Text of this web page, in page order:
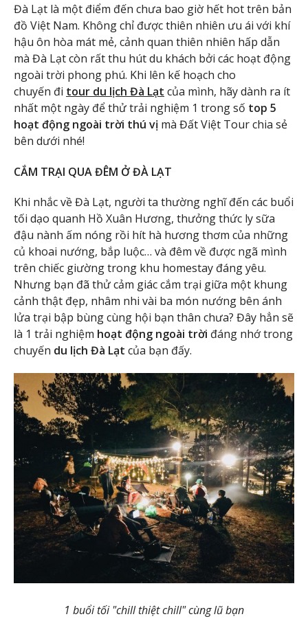
Đà Lạt là một điểm đến chưa bao giờ hết hot trên bản
đồ Việt Nam. Không chỉ được thiên nhiên ưu ái với khí
hậu ôn hòa mát mẻ, cảnh quan thiên nhiên hấp dẫn
mà Đà Lạt còn rất thu hút du khách bởi các hoạt động
ngoài trời phong phú. Khi lên kế hoạch cho
chuyến đi tour du lịch Đà Lạt của mình, hãy dành ra ít
nhất một ngày để thử trải nghiệm 1 trong số top 5
hoạt động ngoài trời thú vị mà Đất Việt Tour chia sẻ
bên dưới nhé!
CẮM TRẠI QUA ĐÊM Ở ĐÀ LẠT
Khi nhắc về Đà Lạt, người ta thường nghĩ đến các buổi
tối dạo quanh Hồ Xuân Hương, thưởng thức ly sữa
đậu nành ấm nóng rồi hít hà hương thơm của những
củ khoai nướng, bắp luộc… và đêm về được ngã mình
trên chiếc giường trong khu homestay đáng yêu.
Nhưng bạn đã thử cảm giác cắm trại giữa một khung
cảnh thật đẹp, nhâm nhi vài ba món nướng bên ánh
lửa trại bập bùng cùng hội bạn thân chưa? Đây hẳn sẽ
là 1 trải nghiệm hoạt động ngoài trời đáng nhớ trong
chuyến du lịch Đà Lạt của bạn đấy.
1 buổi tối "chill thiệt chill" cùng lũ bạn